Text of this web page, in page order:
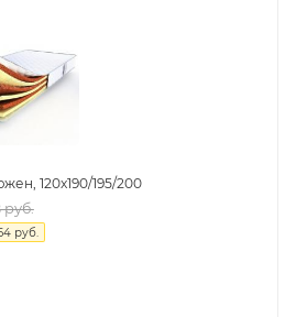
120х190/195/200
руб.
руб.